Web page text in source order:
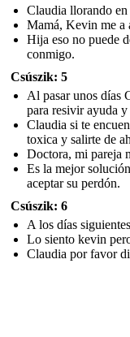
Claudia llorando en
Mamá, Kevin me a
Hija eso no puede
conmigo.
Csúszik: 5
Al pasar unos días
para resivir ayuda
Claudia si te
toxica y salirte de
Doctora, mi pareja
Es la mejor
aceptar su perdón.
Csúszik: 6
A los días
Lo siento kevin
Claudia por favor